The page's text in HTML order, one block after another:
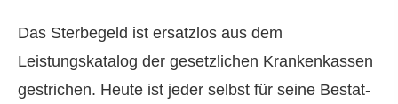
Das Ster­be­geld ist ersatzlos aus dem
Leistungskatalog der gesetzlichen Krankenkassen
gestrichen. Heute ist jeder selbst für seine Be­stat­